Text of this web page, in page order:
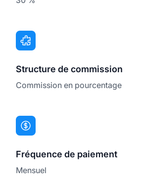
Structure de commission
Commission en pourcentage
Fréquence de paiement
Mensuel